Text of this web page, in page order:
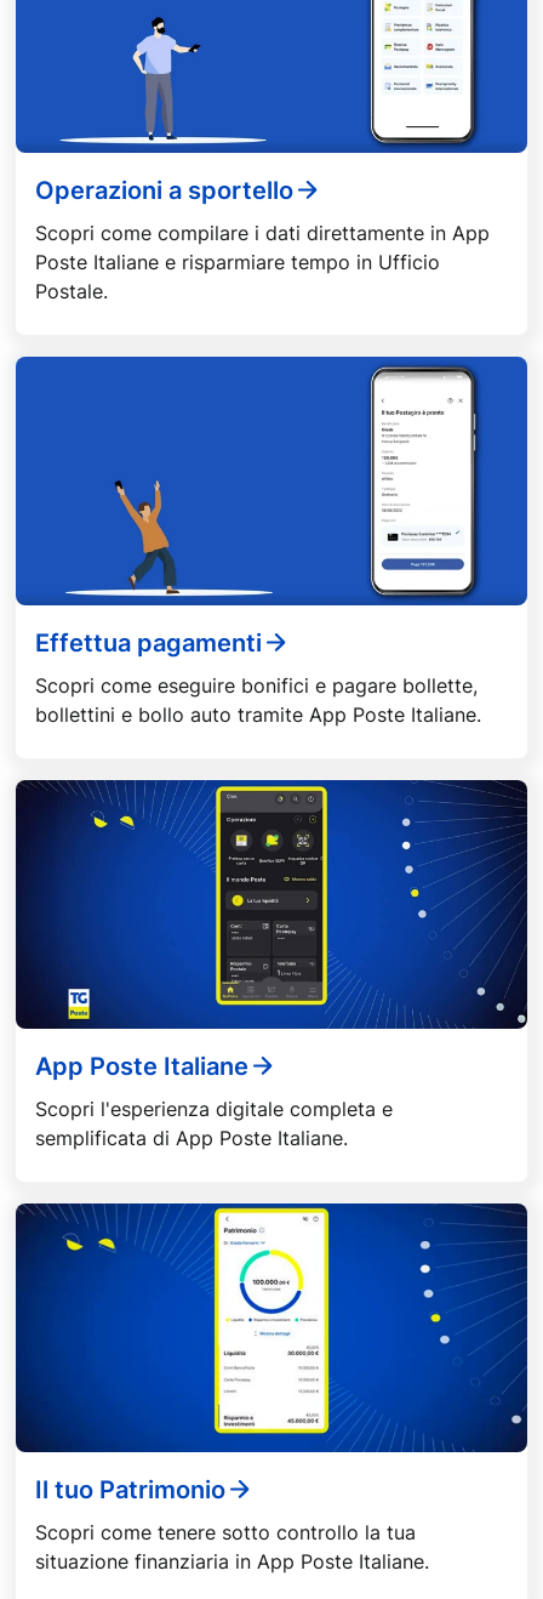
Operazioni a sportello
Scopri come compilare i dati direttamente in App
Poste Italiane e risparmiare tempo in Ufficio
Postale.
Effettua pagamenti
Scopri come eseguire bonifici e pagare bollette,
bollettini e bollo auto tramite App Poste Italiane.
App Poste Italiane
Scopri l'esperienza digitale completa e
semplificata di App Poste Italiane.
Il tuo Patrimonio
Scopri come tenere sotto controllo la tua
situazione finanziaria in App Poste Italiane.